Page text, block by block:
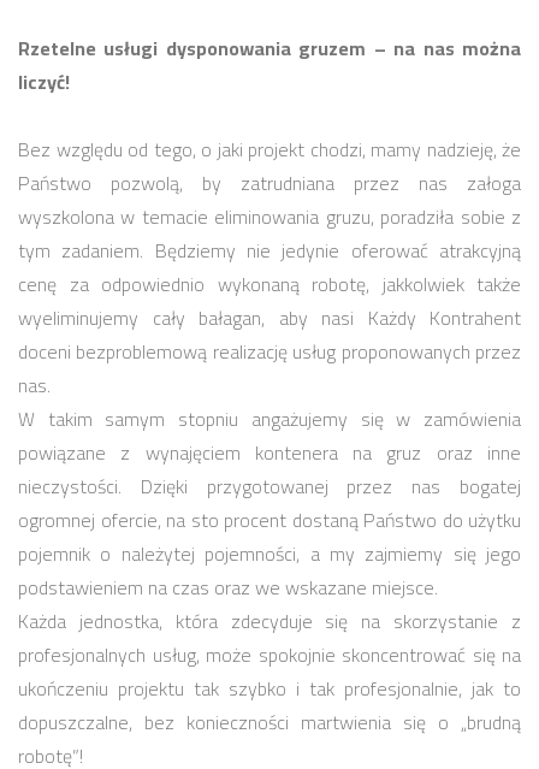
Rzetelne usługi dysponowania gruzem – na nas można
liczyć!
Bez względu od tego, o jaki projekt chodzi, mamy nadzieję, że
Państwo pozwolą, by zatrudniana przez nas załoga
wyszkolona w temacie eliminowania gruzu, poradziła sobie z
tym zadaniem. Będziemy nie jedynie oferować atrakcyjną
cenę za odpowiednio wykonaną robotę, jakkolwiek także
wyeliminujemy cały bałagan, aby nasi Każdy Kontrahent
doceni bezproblemową realizację usług proponowanych przez
nas.
W takim samym stopniu angażujemy się w zamówienia
powiązane z wynajęciem kontenera na gruz oraz inne
nieczystości. Dzięki przygotowanej przez nas bogatej
ogromnej ofercie, na sto procent dostaną Państwo do użytku
pojemnik o należytej pojemności, a my zajmiemy się jego
podstawieniem na czas oraz we wskazane miejsce.
Każda jednostka, która zdecyduje się na skorzystanie z
profesjonalnych usług, może spokojnie skoncentrować się na
ukończeniu projektu tak szybko i tak profesjonalnie, jak to
dopuszczalne, bez konieczności martwienia się o „brudną
robotę”!